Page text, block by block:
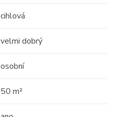
cihlová
velmi dobrý
osobní
50 m²